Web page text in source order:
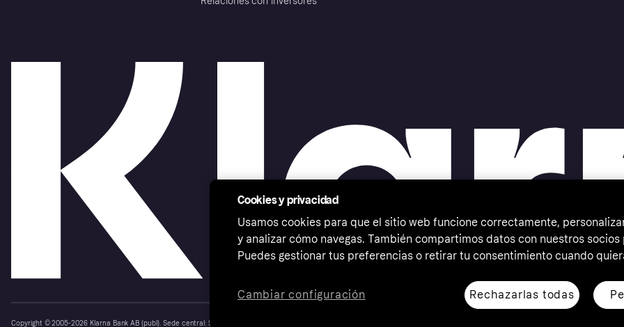
Copyright © 2005-2026 Klarna Bank AB (publ). Sede central: Stockholm, Sweden. Todos los derechos reservados. Klarna Bank AB (publ). Sveavägen 46,
Cookies y privacidad
Usamos cookies para que el sitio web funcione correctamente,
y analizar cómo navegas. También compartimos datos con nuestros
Puedes gestionar tus preferencias o retirar tu consentimiento cuando
Rechazarlas todas
Cambiar configuración